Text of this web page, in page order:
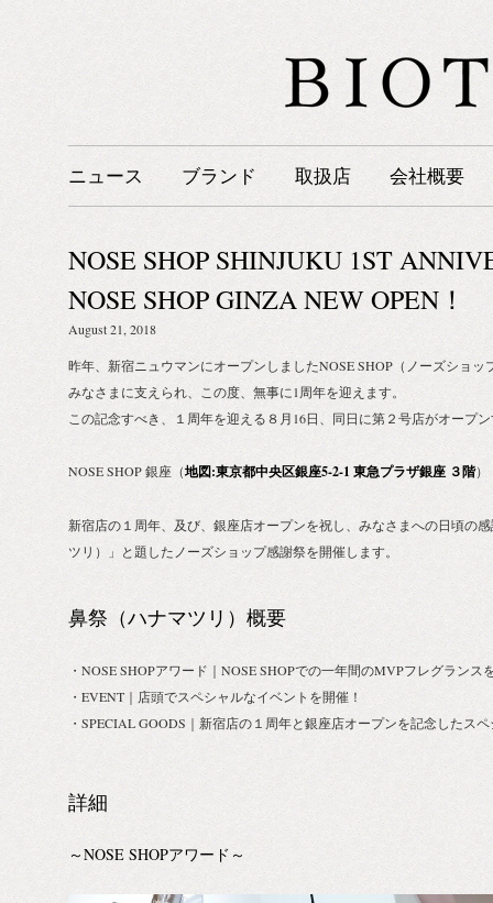
ニュース ブランド 取扱店 会社概要
NOSE SHOP SHINJUKU 1ST
NOSE SHOP GINZA NEW OPEN！
August 21, 2018
昨年、新宿ニュウマンにオープンしましたNOSE SHOP（ノーズショ
みなさまに支えられ、この度、無事に1周年を迎えます。
この記念すべき、１周年を迎える８月16日、同日に第２号店がオープ
NOSE SHOP 銀座（地図:東京都中央区銀座5-2-1 東急プラザ銀座 ３階）
新宿店の１周年、及び、銀座店オープンを祝し、みなさまへの日頃の
ツリ）」と題したノーズショップ感謝祭を開催します。
鼻祭（ハナマツリ）概要
・NOSE SHOPアワード｜NOSE SHOPでの一年間のMVPフレグランス
・EVENT｜店頭でスペシャルなイベントを開催！
・SPECIAL GOODS｜新宿店の１周年と銀座店オープンを記念したス
詳細
～NOSE SHOPアワード～